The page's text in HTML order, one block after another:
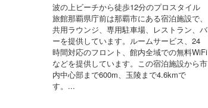
波の上ビーチから徒歩12分のプロスタイル
旅館那覇県庁前は那覇市にある宿泊施設で、
共用ラウンジ、専用駐車場、レストラン、バ
ーを提供しています。ルームサービス、24
時間対応のフロント、館内全域での無料WiFi
などを提供しています。この宿泊施設から市
内中心部まで600m、玉陵まで4.6kmで
す。...